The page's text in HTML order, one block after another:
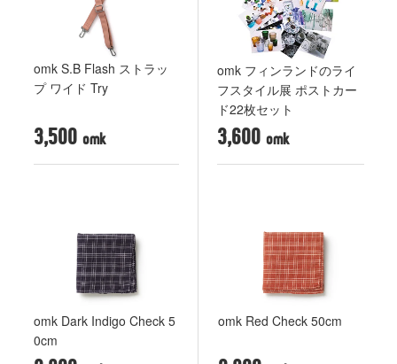
omk S.B Flash ストラッ
プ ワイド Try
3,500
omk フィンランドのライ
フスタイル展 ポストカー
ド22枚セット
3,600
omk Dark Indigo Check 5
0cm
omk Red Check 50cm